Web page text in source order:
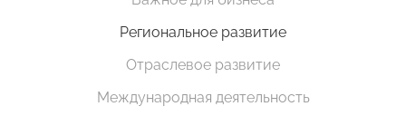
Региональное развитие
Отраслевое развитие
Международная деятельность